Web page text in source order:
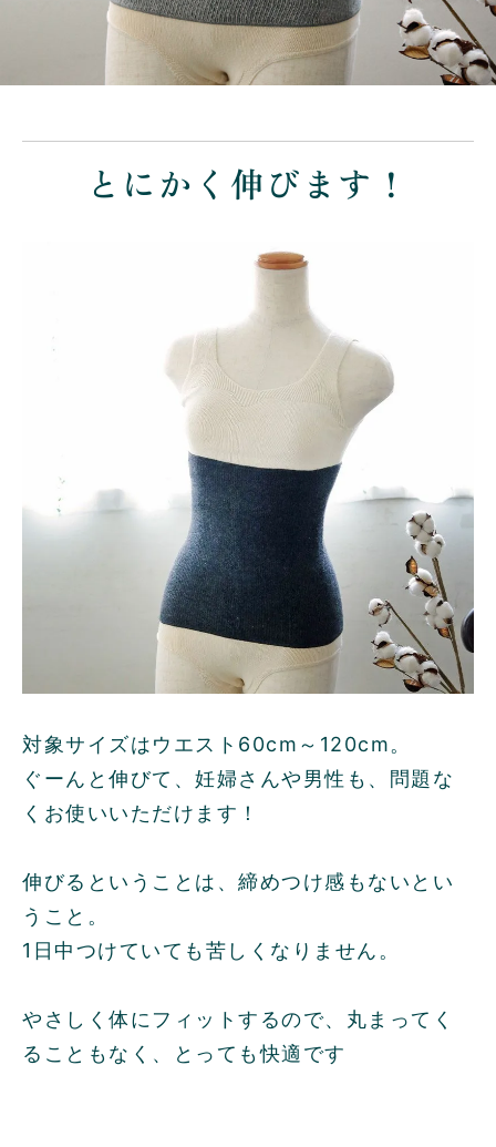
とにかく伸びます！
対象サイズはウエスト60cm～120cm。
ぐーんと伸びて、妊婦さんや男性も、問題な
くお使いいただけます！
伸びるということは、締めつけ感もないとい
うこと。
1日中つけていても苦しくなりません。
やさしく体にフィットするので、丸まってく
ることもなく、とっても快適です